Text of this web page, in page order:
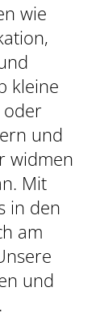
wie
kleine
oder
und
widmen
Mit
in den
am
und